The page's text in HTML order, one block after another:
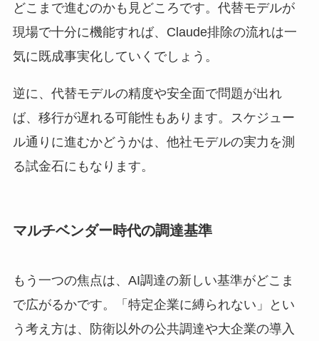
どこまで進むのかも見どころです。代替モデルが
現場で十分に機能すれば、Claude排除の流れは一
気に既成事実化していくでしょう。
逆に、代替モデルの精度や安全面で問題が出れ
ば、移行が遅れる可能性もあります。スケジュー
ル通りに進むかどうかは、他社モデルの実力を測
る試金石にもなります。
マルチベンダー時代の調達基準
もう一つの焦点は、AI調達の新しい基準がどこま
で広がるかです。「特定企業に縛られない」とい
う考え方は、防衛以外の公共調達や大企業の導入